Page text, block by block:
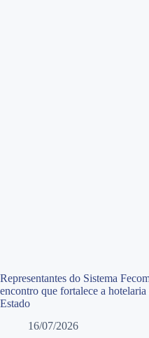
Representantes do Sistema
encontro que fortalece a
Estado
16/07/2026